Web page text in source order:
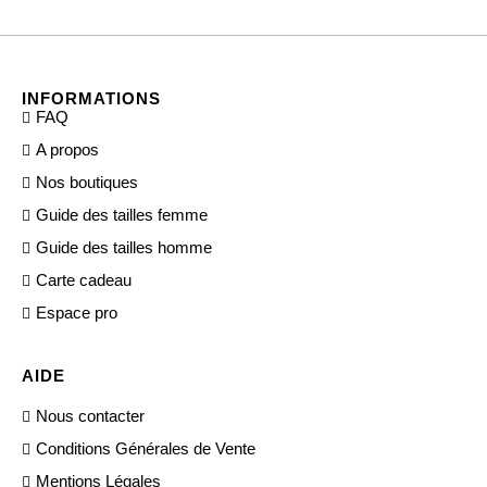
INFORMATIONS
FAQ
A propos
Nos boutiques
Guide des tailles femme
Guide des tailles homme
Carte cadeau
Espace pro
AIDE
Nous contacter
Conditions Générales de Vente
Mentions Légales